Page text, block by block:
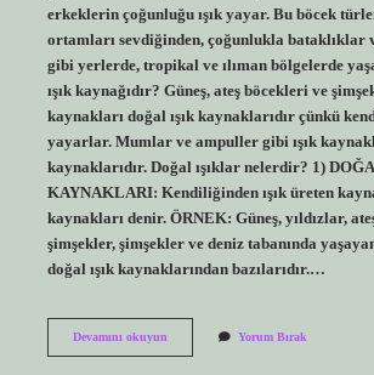
erkeklerin çoğunluğu ışık yayar. Bu böcek
ortamları sevdiğinden, çoğunlukla bataklıklar
gibi yerlerde, tropikal ve ılıman bölgelerde
ışık kaynağıdır? Güneş, ateş böcekleri ve
kaynakları doğal ışık kaynaklarıdır çünkü
yayarlar. Mumlar ve ampuller gibi ışık
kaynaklarıdır. Doğal ışıklar nelerdir? 1)
KAYNAKLARI: Kendiliğinden ışık üreten
kaynakları denir. ÖRNEK: Güneş, yıldızlar,
şimşekler, şimşekler ve deniz tabanında
doğal ışık kaynaklarından bazılarıdır.…
Devamını okuyunAteş
Yorum Bırak